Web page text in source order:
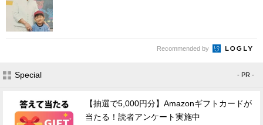
Recommended by
Special - PR -
【抽選で5,000円分】Amazonギフトカードが
当たる！読者アンケート実施中